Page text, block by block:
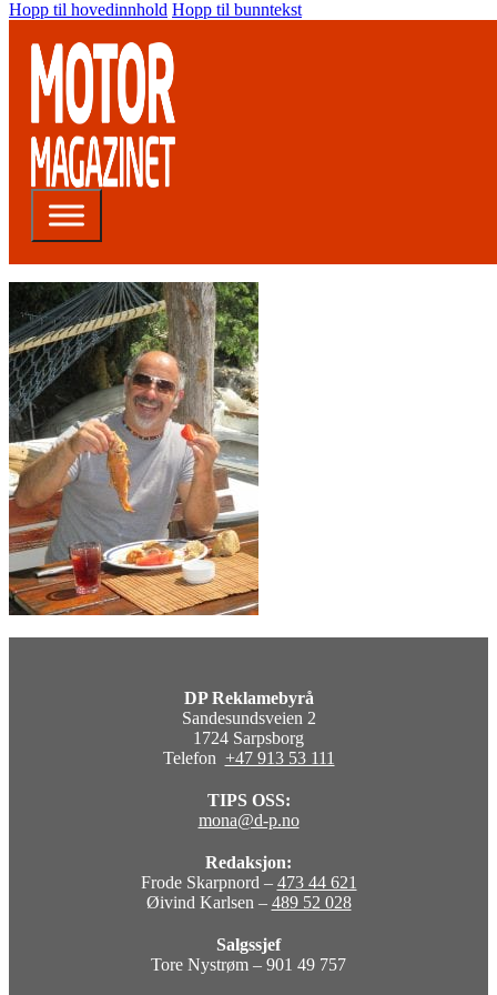
Hopp til hovedinnhold Hopp til bunntekst
DP Reklamebyrå
Sandesundsveien 2
1724 Sarpsborg
Telefon +47 913 53 111
TIPS OSS:
mona@d-p.no
Redaksjon:
Frode Skarpnord – 473 44 621
Øivind Karlsen – 489 52 028
Salgssjef
Tore Nystrøm – 901 49 757